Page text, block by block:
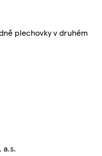
plechovky v druhém
a.s.